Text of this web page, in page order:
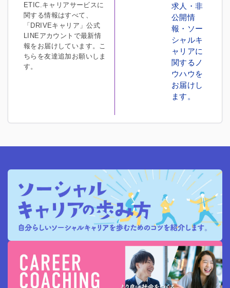
ETIC.キャリアサービスに
関する情報はすべて、
「DRIVEキャリア」公式
LINEアカウントで最新情
報をお届けしています。こ
ちらを友達追加お願いしま
す。
求人・非
公開情
報・ソー
シャルキ
ャリアに
関するノ
ウハウを
お届けし
ます。